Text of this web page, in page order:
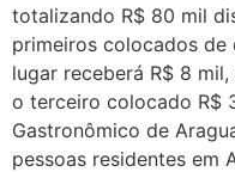
totalizando R$ 80 mil
primeiros colocados de
lugar receberá R$ 8
o terceiro colocado R$
Gastronômico de
pessoas residentes em